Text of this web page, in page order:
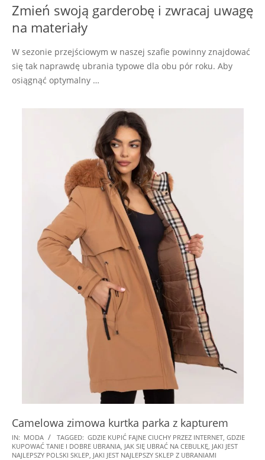
Zmień swoją garderobę i zwracaj uwagę
na materiały
W sezonie przejściowym w naszej szafie powinny znajdować
się tak naprawdę ubrania typowe dla obu pór roku. Aby
osiągnąć optymalny …
Camelowa zimowa kurtka parka z kapturem
2024-
10-
IN: MODA TAGGED: GDZIE KUPIĆ FAJNE CIUCHY PRZEZ INTERNET GDZIE
KUPOWAĆ TANIE I DOBRE UBRANIA JAK SIĘ UBRAĆ NA CEBULKĘ JAKI JEST
NAJLEPSZY POLSKI SKLEP JAKI JEST NAJLEPSZY SKLEP Z UBRANIAMI